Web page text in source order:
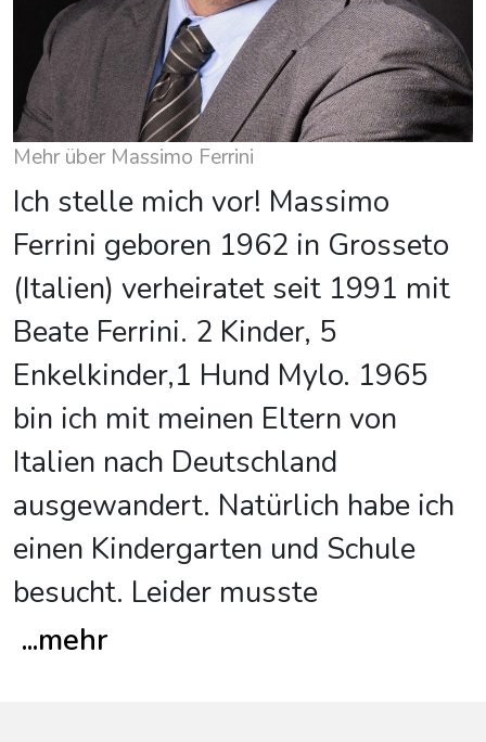
Mehr über Massimo Ferrini
Ich stelle mich vor! Massimo
Ferrini geboren 1962 in Grosseto
(Italien) verheiratet seit 1991 mit
Beate Ferrini. 2 Kinder, 5
Enkelkinder,1 Hund Mylo. 1965
bin ich mit meinen Eltern von
Italien nach Deutschland
ausgewandert. Natürlich habe ich
einen Kindergarten und Schule
besucht. Leider musste
...mehr